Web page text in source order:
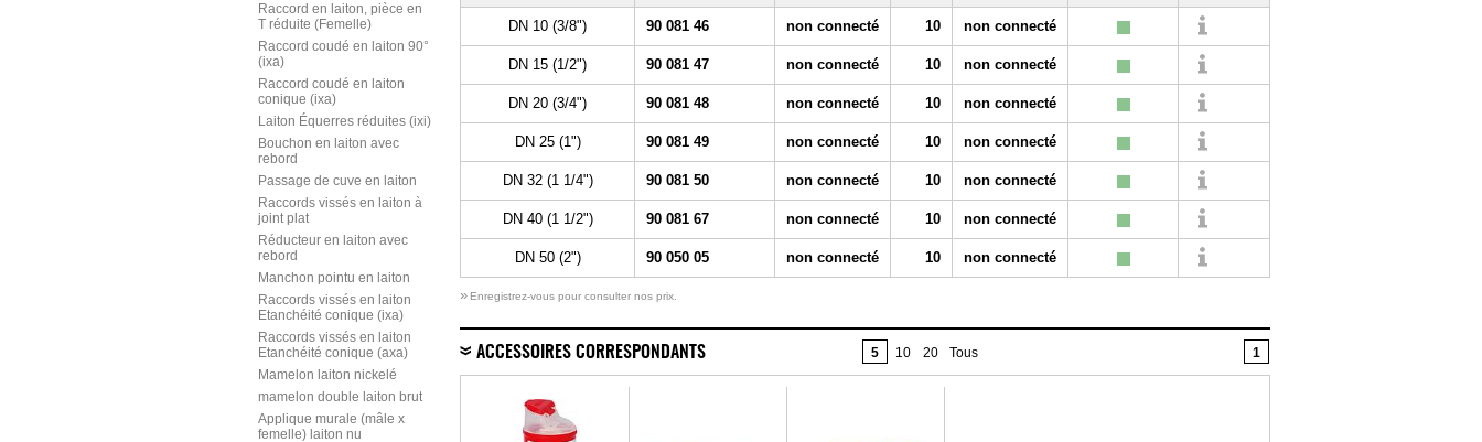
Raccord en laiton, pièce en
T réduite (Femelle)
Raccord coudé en laiton 90°
(ixa)
Raccord coudé en laiton
conique (ixa)
Laiton Équerres réduites (ixi)
Bouchon en laiton avec
rebord
Passage de cuve en laiton
Raccords vissés en laiton à
joint plat
Réducteur en laiton avec
rebord
Manchon pointu en laiton
Raccords vissés en laiton
Etanchéité conique (ixa)
Raccords vissés en laiton
Etanchéité conique (axa)
Mamelon laiton nickelé
mamelon double laiton brut
Applique murale (mâle x
femelle) laiton nu
DN 10 (3/8") 90 081 46 non connecté 10 non connecté
DN 15 (1/2") 90 081 47 non connecté 10 non connecté
DN 20 (3/4") 90 081 48 non connecté 10 non connecté
DN 25 (1") 90 081 49 non connecté 10 non connecté
DN 32 (1 1/4") 90 081 50 non connecté 10 non connecté
DN 40 (1 1/2") 90 081 67 non connecté 10 non connecté
DN 50 (2") 90 050 05 non connecté 10 non connecté
» Enregistrez-vous pour consulter nos prix.
ACCESSOIRES CORRESPONDANTS 5 10 20 Tous 1